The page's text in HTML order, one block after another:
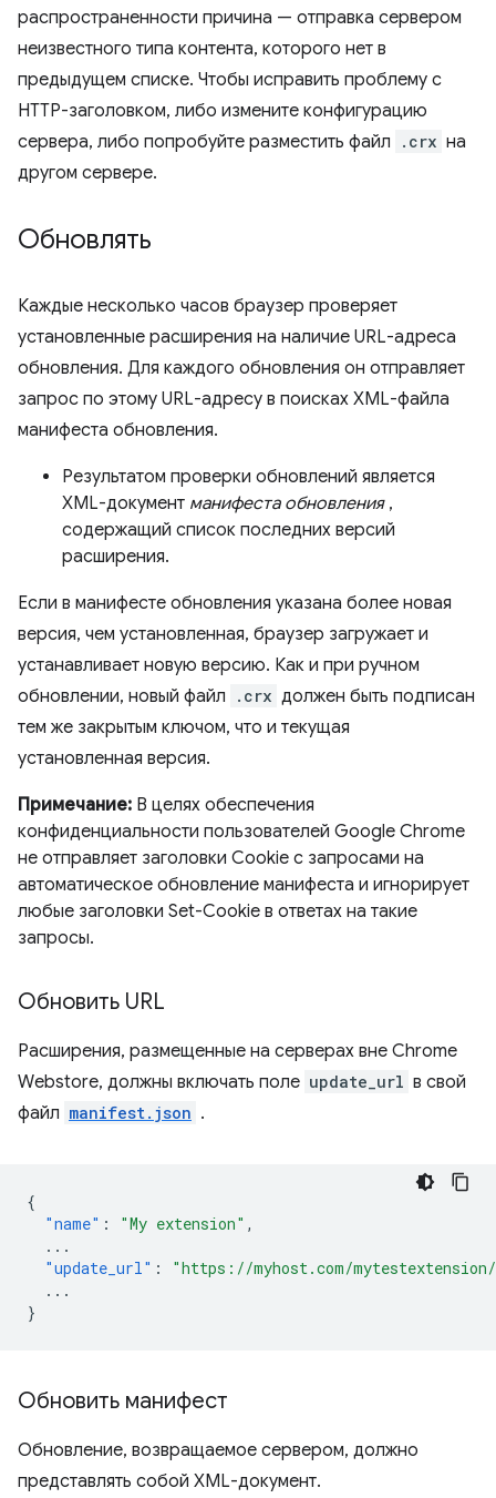
распространенности причина — отправка сервером
неизвестного типа контента, которого нет в
предыдущем списке. Чтобы исправить проблему с
HTTP-заголовком, либо измените конфигурацию
сервера, либо попробуйте разместить файл
.crx на
другом сервере.
Обновлять
Каждые несколько часов браузер проверяет
установленные расширения на наличие URL-адреса
обновления. Для каждого обновления он отправляет
запрос по этому URL-адресу в поисках XML-файла
манифеста обновления.
Результатом проверки обновлений является
XML-документ манифеста обновления,
содержащий список последних версий
расширения.
Если в манифесте обновления указана более новая
версия, чем установленная, браузер загружает и
устанавливает новую версию. Как и при ручном
обновлении, новый файл
.crx должен быть подписан
тем же закрытым ключом, что и текущая
установленная версия.
Примечание: В целях обеспечения
конфиденциальности пользователей Google Chrome
не отправляет заголовки Cookie с запросами на
автоматическое обновление манифеста и игнорирует
любые заголовки Set-Cookie в ответах на такие
запросы.
Обновить URL
Расширения, размещенные на серверах вне Chrome
Webstore, должны включать поле update_url в свой
файл manifest.json .
{
"name" : "My extension" ,
...
"update_url" :
"https://myhost.com/
...
}
Обновить манифест
Обновление, возвращаемое сервером, должно
представлять собой XML-документ.